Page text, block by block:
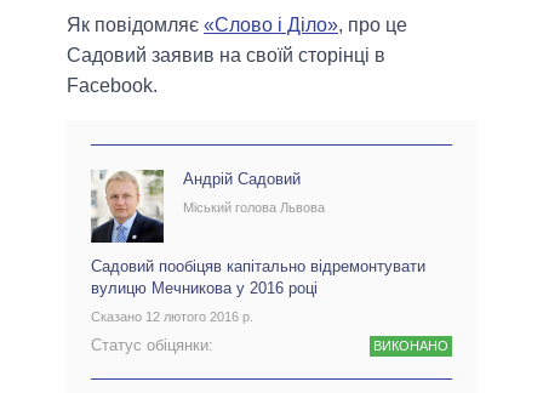
Як повідомляє «Слово і Діло», про це
Садовий заявив на своїй сторінці в
Facebook.
Андрій Садовий
Міський голова Львова
Садовий пообіцяв капітально відремонтувати
вулицю Мечникова у 2016 році
Сказано 12 лютого 2016 р.
Статус обіцянки: ВИКОНАНО